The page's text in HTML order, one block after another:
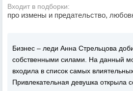
Входит в подборки:
про измены и предательство,
Бизнес – леди Анна Стрельцова
собственными силами. На данный
входила в список самых
Привлекательная девушка открыла